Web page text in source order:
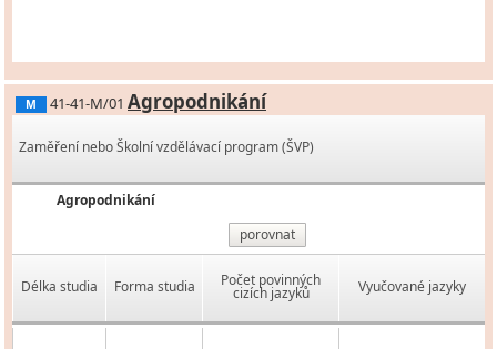
M 41-41-M/01 Agropodnikání
Zaměření nebo Školní vzdělávací program (ŠVP)
Agropodnikání
porovnat
Délka studia Forma studia Počet povinných
cizích jazyků Vyučované jazyky